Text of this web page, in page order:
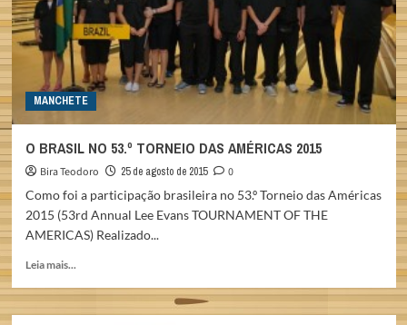
BRASIL
MANCHETE
O BRASIL NO 53.º TORNEIO DAS AMÉRICAS 2015
Bira Teodoro 25 de agosto de 2015
0
Como foi a participação brasileira no 53.º Torneio das Américas
2015 (53rd Annual Lee Evans TOURNAMENT OF THE
AMERICAS) Realizado...
Leia mais...
about
O